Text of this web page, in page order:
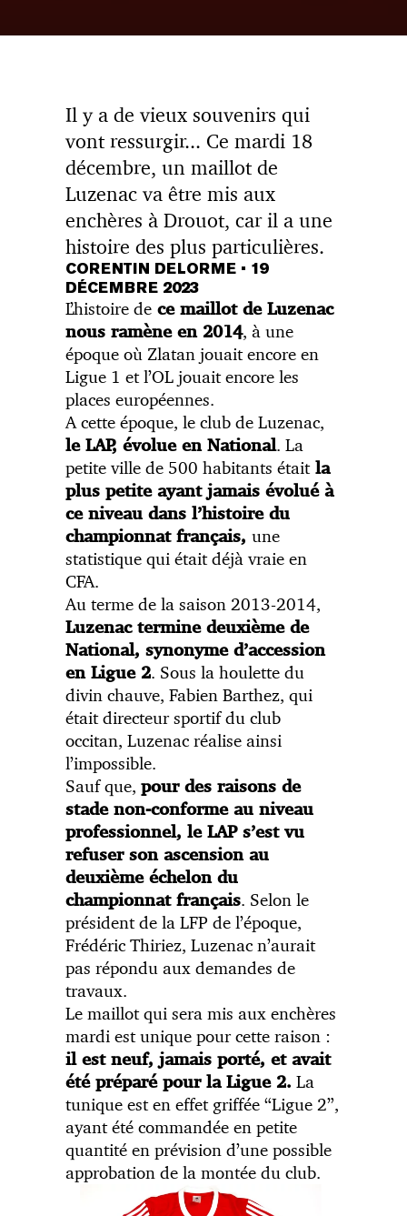
Il y a de vieux souvenirs qui
vont ressurgir... Ce mardi 18
décembre, un maillot de
Luzenac va être mis aux
enchères à Drouot, car il a une
histoire des plus particulières.
CORENTIN DELORME • 19
DÉCEMBRE 2023
L’histoire de ce maillot de Luzenac
nous ramène en 2014, à une
époque où Zlatan jouait encore en
Ligue 1 et l’OL jouait encore les
places européennes.
A cette époque, le club de Luzenac,
le LAP, évolue en National. La
petite ville de 500 habitants étaitla
plus petite ayant jamais évolué à
ce niveau dans l’histoire du
championnat français,une
statistique qui était déjà vraie en
CFA.
Au terme de la saison 2013-2014,
Luzenac termine deuxième de
National, synonyme d’accession
en Ligue 2. Sous la houlette du
divin chauve, Fabien Barthez, qui
était directeur sportif du club
occitan, Luzenac réalise ainsi
l’impossible.
Sauf que,pour des raisons de
stade non-conforme au niveau
professionnel, le LAP s’est vu
refuser son ascension au
deuxième échelon du
championnat français. Selon le
président de la LFP de l’époque,
Frédéric Thiriez, Luzenac n’aurait
pas répondu aux demandes de
travaux.
Le maillot qui sera mis aux enchères
mardi est unique pour cette raison :
il est neuf, jamais porté, et avait
été préparé pour la Ligue 2. La
tunique est en effet griffée “Ligue 2”,
ayant été commandée en petite
quantité en prévision d’une possible
approbation de la montée du club.